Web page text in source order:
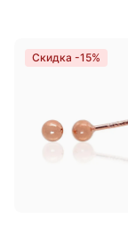
Скидка -15%